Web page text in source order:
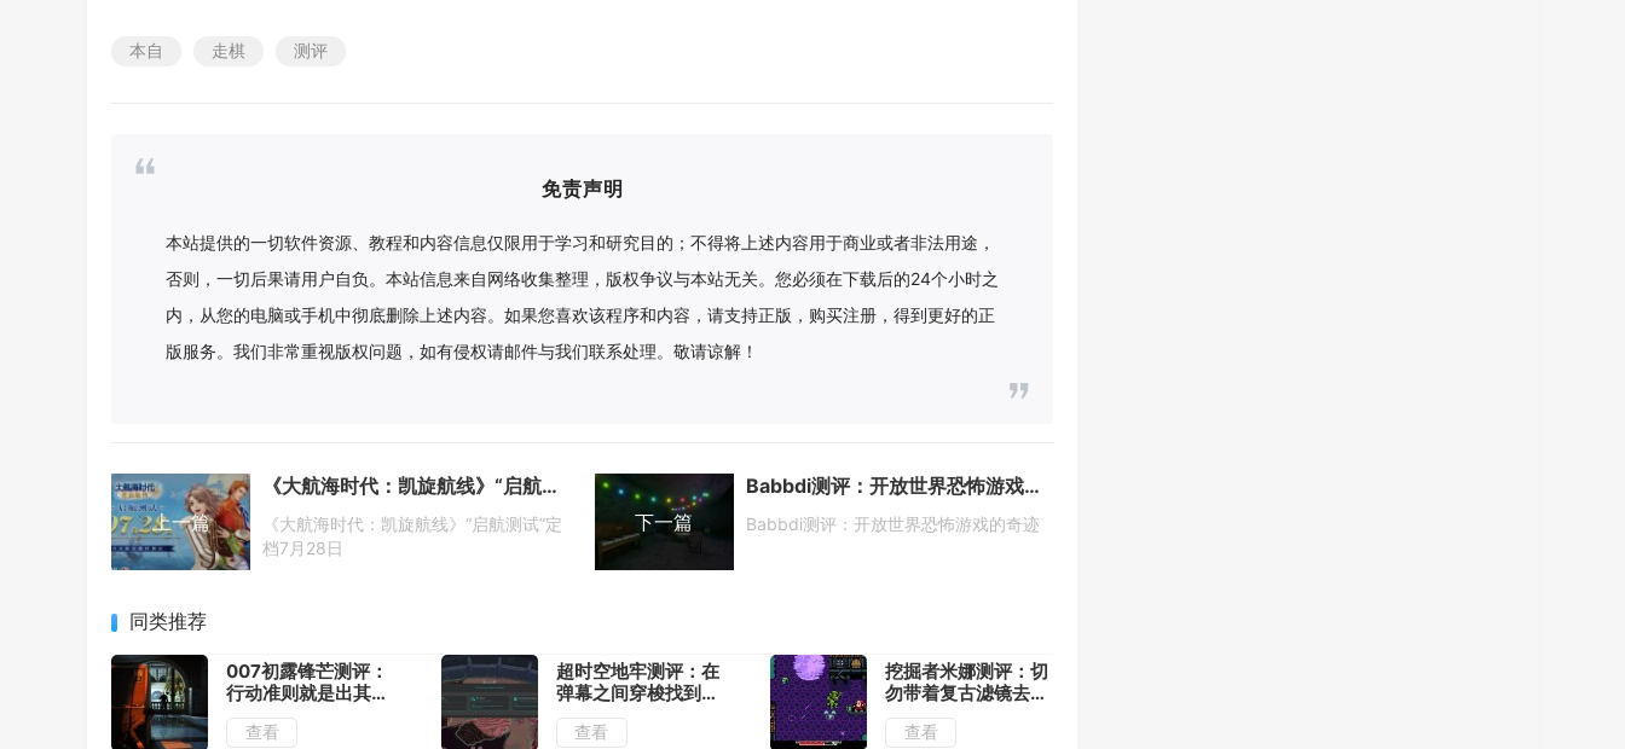
本自 走棋 测评
免责声明
本站提供的一切软件资源、教程和内容信息仅限用于学习和研究目的；不得将上述内容用于商业或者非法用途，
否则，一切后果请用户自负。本站信息来自网络收集整理，版权争议与本站无关。您必须在下载后的24个小时之
内，从您的电脑或手机中彻底删除上述内容。如果您喜欢该程序和内容，请支持正版，购买注册，得到更好的正
版服务。我们非常重视版权问题，如有侵权请邮件与我们联系处理。敬请谅解！
上一篇
《大航海时代：凯旋航线》“启航测试”定档7月28日
《大航海时代：凯旋航线》“启航测试”定
档7月28日
下一篇
Babbdi测评：开放世界恐怖游戏的奇迹
Babbdi测评：开放世界恐怖游戏的奇迹
同类推荐
007初露锋芒测评：
行动准则就是出其不
意
查看
超时空地牢测评：在
弹幕之间穿梭找到合
适的位置输出
查看
挖掘者米娜测评：切
勿带着复古滤镜去看
待
查看